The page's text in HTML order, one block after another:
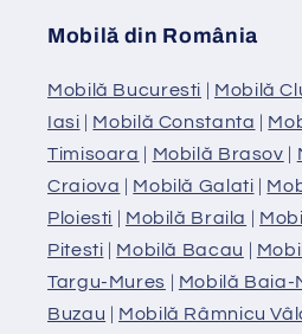
Mobilă din România
Mobilă Bucuresti | Mobilă
Iasi | Mobilă Constanta |
Timisoara | Mobilă Brasov |
Craiova | Mobilă Galati |
Ploiesti | Mobilă Braila |
Pitesti | Mobilă Bacau |
Targu-Mures | Mobilă Baia-
Buzau | Mobilă Râmnicu